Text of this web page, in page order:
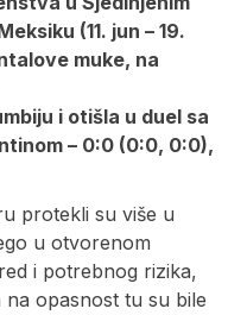
(11. jun – 19.
muke, na
i otišla u duel sa
– 0:0 (0:0, 0:0),
protekli su više u
u otvorenom
i potrebnog rizika,
opasnost tu su bile